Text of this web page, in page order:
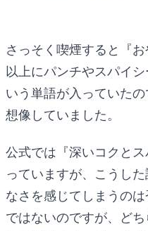
さっそく喫煙すると『
以上にパンチやスパイ
いう単語が入っていた
想像していました。
公式では『深いコクと
っていますが、こうし
なさを感じてしまうの
ではないのですが、ど